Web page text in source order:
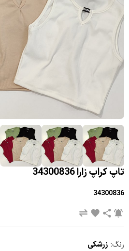
تاپ کراپ زارا 34300836
34300836
رنگ: زرشکی